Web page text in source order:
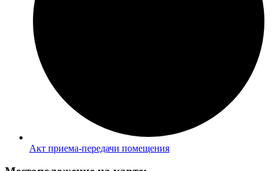
Акт приема-передачи помещения